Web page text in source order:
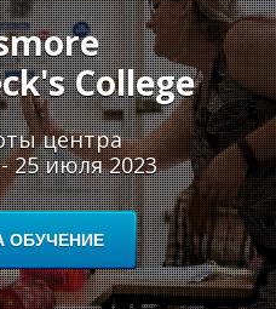
College
центра
25 июля 2023
ОБУЧЕНИЕ